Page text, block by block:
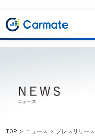
TOP ニュース プレスリリース